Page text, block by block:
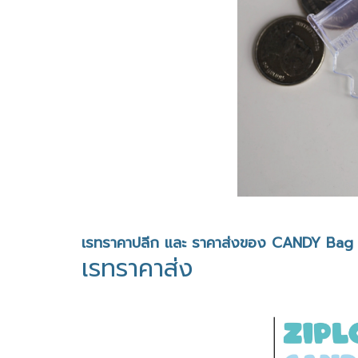
เรทราคาปลีก และ ราคาส่งของ CANDY Bag
เรทราคาส่ง